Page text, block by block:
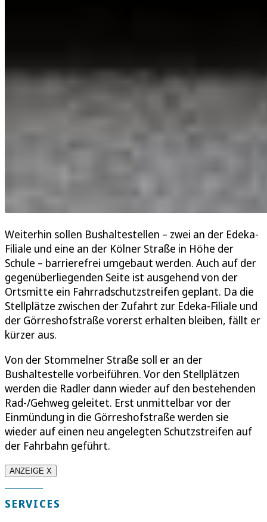
Weiterhin sollen Bushaltestellen – zwei an der Edeka-
Filiale und eine an der Kölner Straße in Höhe der
Schule – barrierefrei umgebaut werden. Auch auf der
gegenüberliegenden Seite ist ausgehend von der
Ortsmitte ein Fahrradschutzstreifen geplant. Da die
Stellplätze zwischen der Zufahrt zur Edeka-Filiale und
der Görreshofstraße vorerst erhalten bleiben, fällt er
kürzer aus.
Von der Stommelner Straße soll er an der
Bushaltestelle vorbeiführen. Vor den Stellplätzen
werden die Radler dann wieder auf den bestehenden
Rad-/Gehweg geleitet. Erst unmittelbar vor der
Einmündung in die Görreshofstraße werden sie
wieder auf einen neu angelegten Schutzstreifen auf
der Fahrbahn geführt.
ANZEIGE X
SERVICES